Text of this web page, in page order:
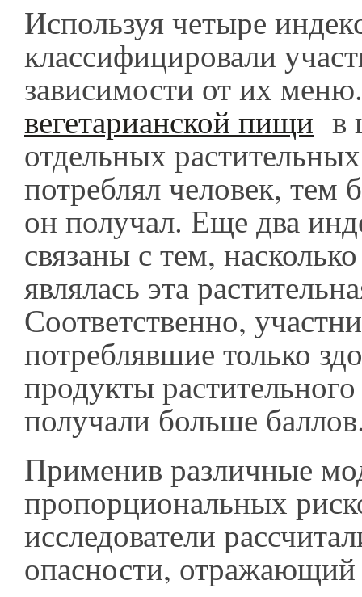
Используя четыре
классифицировали
зависимости от их
вегетарианской пищи в
отдельных
потреблял человек, тем
он получал. Еще два
связаны с тем,
являлась эта
Соответственно,
потреблявшие только
продукты
получали больше
Применив различные
пропорциональных
исследователи
опасности, отражающий